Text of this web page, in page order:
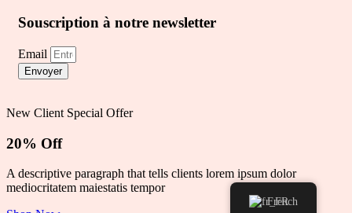
Souscription à notre newsletter
Email
Envoyer
French
New Client Special Offer
20% Off
A descriptive paragraph that tells clients lorem ipsum dolor
mediocritatem maiestatis tempor